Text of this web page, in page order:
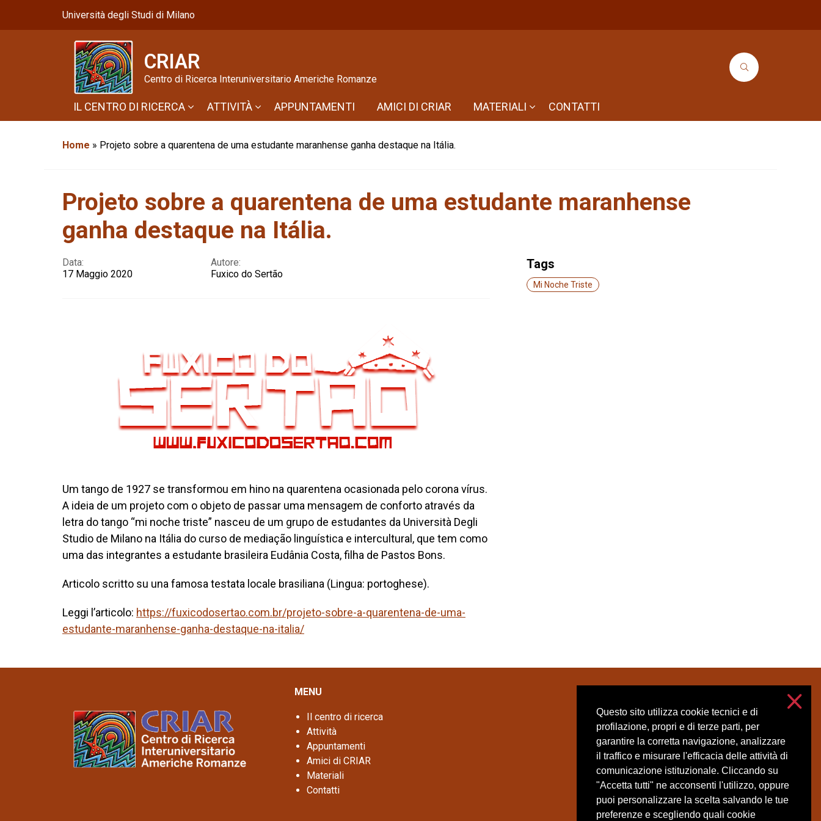
Questo sito utilizza cookie tecnici e di
profilazione, propri e di terze parti, per
garantire la corretta navigazione, analizzare
il traffico e misurare l'efficacia delle attività di
comunicazione istituzionale. Cliccando su
"Accetta tutti" ne acconsenti l'utilizzo, oppure
puoi personalizzare la scelta salvando le tue
preferenze e scegliendo quali cookie
Università degli Studi di Milano
CRIAR
Centro di Ricerca Interuniversitario Americhe Romanze
IL CENTRO DI RICERCA ATTIVITÀ APPUNTAMENTI AMICI DI CRIAR MATERIALI CONTATTI
Home » Projeto sobre a quarentena de uma estudante maranhense ganha destaque na Itália.
Projeto sobre a quarentena de uma estudante maranhense
ganha destaque na Itália.
Data:
17 Maggio 2020
Autore:
Fuxico do Sertão
Um tango de 1927 se transformou em hino na quarentena ocasionada pelo corona vírus.
A ideia de um projeto com o objeto de passar uma mensagem de conforto através da
letra do tango “mi noche triste” nasceu de um grupo de estudantes da Università Degli
Studio de Milano na Itália do curso de mediação linguística e intercultural, que tem como
uma das integrantes a estudante brasileira Eudânia Costa, filha de Pastos Bons.
Articolo scritto su una famosa testata locale brasiliana (Lingua: portoghese).
Leggi l’articolo: https://fuxicodosertao.com.br/projeto-sobre-a-quarentena-de-uma-
estudante-maranhense-ganha-destaque-na-italia/
Tags
Mi Noche Triste
MENU
Il centro di ricerca
Attività
Appuntamenti
Amici di CRIAR
Materiali
Contatti
Accessibilità
Privacy e cookies
Impostazioni cookie